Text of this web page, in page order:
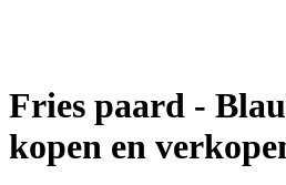
Fries paard -
kopen en